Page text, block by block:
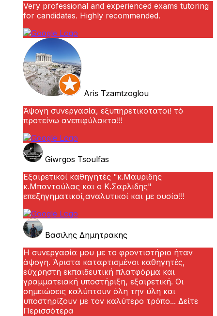
Very professional and experienced exams tutoring
for candidates. Highly recommended.
Aris Tzamtzoglou
Άψογη συνεργασία, εξυπηρετικοτατοι! τό
προτείνω ανεπιφύλακτα!!!
Giwrgos Tsoulfas
Εξαιρετικοί καθηγητές "κ.Μαυριδης
κ.Μπαντούλας και ο Κ.Σαρλιδης"
επεξηγηματικοί,αναλυτικοί και με ουσία!!!
Βασιλης Δημητρακης
Η συνεργασία μου με το φροντιστήριο ήταν
άψογη. Άριστα καταρτισμένοι καθηγητές,
εύχρηστη εκπαιδευτική πλατφόρμα και
γραμματειακή υποστήριξη, εξαιρετική. Οι
σημειώσεις καλύπτουν όλη την ύλη και
υποστηρίζουν με τον καλύτερο τρόπο... Δείτε
Περισσότερα